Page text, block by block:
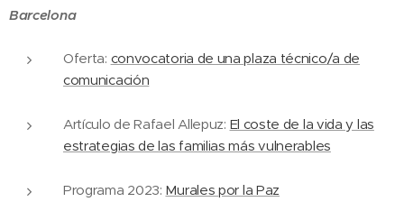
Barcelona
Oferta: convocatoria de una plaza técnico/a de
comunicación
Artículo de Rafael Allepuz: El coste de la vida y las
estrategias de las familias más vulnerables
Programa 2023: Murales por la Paz